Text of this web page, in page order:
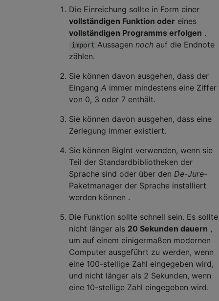
Die Einreichung sollte in Form einer
vollständigen Funktion oder eines
vollständigen Programms erfolgen .
import Aussagen noch auf die Endnote
zählen.
Sie können davon ausgehen, dass der
Eingang A immer mindestens eine Ziffer
von 0, 3 oder 7 enthält.
Sie können davon ausgehen, dass eine
Zerlegung immer existiert.
Sie können BigInt verwenden, wenn sie
Teil der Standardbibliotheken der
Sprache sind oder über den De-Jure-
Paketmanager der Sprache installiert
werden können .
Die Funktion sollte schnell sein. Es sollte
nicht länger als 20 Sekunden dauern ,
um auf einem einigermaßen modernen
Computer ausgeführt zu werden, wenn
eine 100-stellige Zahl eingegeben wird,
und nicht länger als 2 Sekunden, wenn
eine 10-stellige Zahl eingegeben wird.